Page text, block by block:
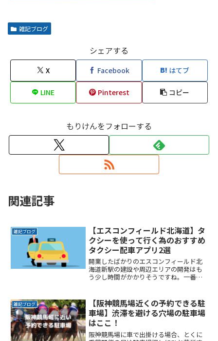
雑記ブログ
シェアする
X Facebook はてブ
LINE Pinterest コピー
もりけんをフォローする
関連記事
雑記ブログ
【エスコンフィールド北海道】タ
クシーを使って行く為のおすすめ
タクシー配車アプリ2選
開業したばかりのエスコンフィールド北
海道新駅の建設や周辺エリアの開発はも
う少し時間がかかりそうですね。一番の
たいところです。かといって混雑回避を
理由にゲームの途中で帰りReadMore...
雑記ブログ
【阪神競馬場近くの予約できる駐
車場】渋滞を避ける穴場の駐車場
はここ！
阪神競馬場に車で出掛ける場合、とくに